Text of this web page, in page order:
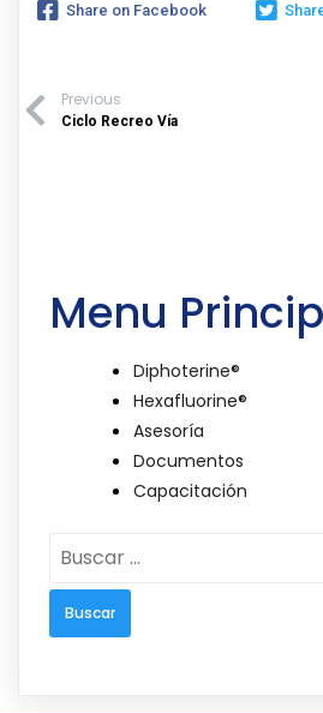
Share on Facebook
Previous
Ciclo Recreo Vía
Menu
Diphoterine®
Hexafluorine®
Asesoría
Documentos
Capacitación
Buscar: